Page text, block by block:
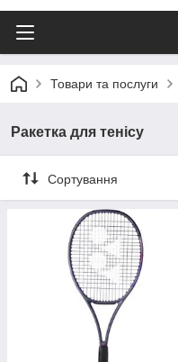
Товари та послуги
Ракетка для тенісу
Сортування